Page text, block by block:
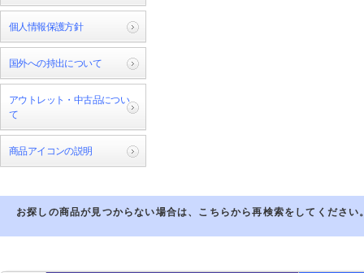
個人情報保護方針
国外への持出について
アウトレット・中古品につい
て
商品アイコンの説明
お探しの商品が見つからない場合は、こちらから再検索をしてください